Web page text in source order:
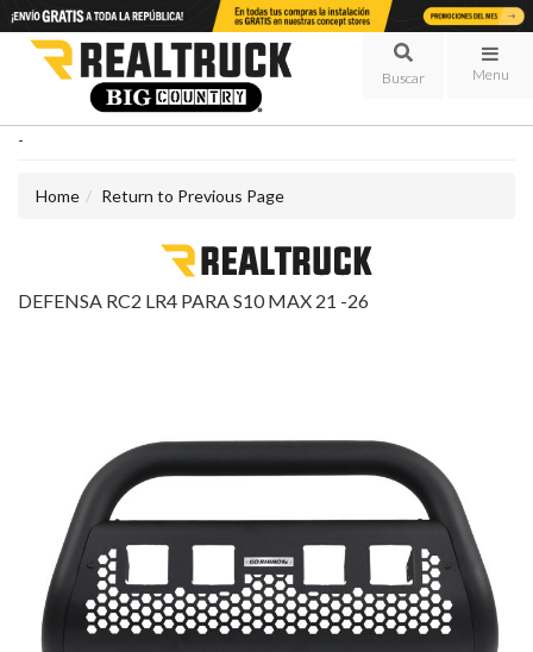
Menu
-
Home Return to Previous Page
DEFENSA RC2 LR4 PARA S10 MAX 21 -26